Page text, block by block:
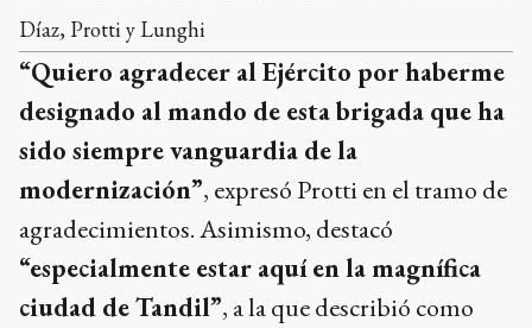
Díaz, Protti y Lunghi
“Quiero agradecer al Ejército por haberme
designado al mando de esta brigada que ha
sido siempre vanguardia de la
modernización”, expresó Protti en el tramo de
agradecimientos. Asimismo, destacó
“especialmente estar aquí en la magnífica
ciudad de Tandil”, a la que describió como